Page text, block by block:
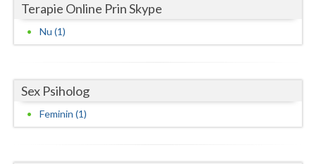
Vrancea
Terapie Online Prin Skype
Nu (1)
Sex Psiholog
Feminin (1)